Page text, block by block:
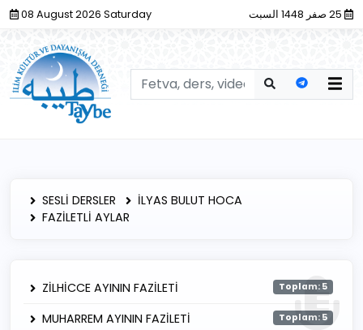
08 August 2026 Saturday
SESLİ DERSLER
İLYAS BULUT HOCA
FAZİLETLİ AYLAR
ZİLHİCCE AYININ FAZİLETİ Toplam: 5
MUHARREM AYININ FAZİLETİ Toplam: 5